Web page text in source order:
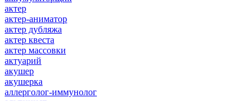
актер
актер-аниматор
актер дубляжа
актер квеста
актер массовки
актуарий
акушер
акушерка
аллерголог-иммунолог